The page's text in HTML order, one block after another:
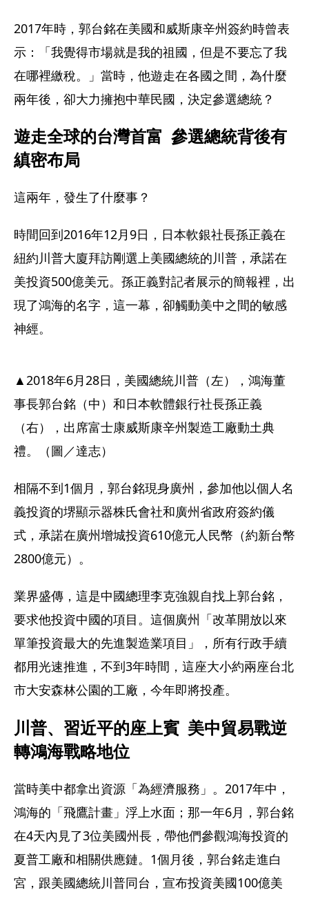
2017年時，郭台銘在美國和威斯康辛州簽約時曾表
示：「我覺得市場就是我的祖國，但是不要忘了我
在哪裡繳稅。」當時，他遊走在各國之間，為什麼
兩年後，卻大力擁抱中華民國，決定參選總統？
遊走全球的台灣首富  參選總統背後有
縝密布局
這兩年，發生了什麼事？
時間回到2016年12月9日，日本軟銀社長孫正義在
紐約川普大廈拜訪剛選上美國總統的川普，承諾在
美投資500億美元。孫正義對記者展示的簡報裡，出
現了鴻海的名字，這一幕，卻觸動美中之間的敏感
神經。
▲2018年6月28日，美國總統川普（左），鴻海董
事長郭台銘（中）和日本軟體銀行社長孫正義
（右），出席富士康威斯康辛州製造工廠動土典
禮。（圖／達志）
相隔不到1個月，郭台銘現身廣州，參加他以個人名
義投資的堺顯示器株氏會社和廣州省政府簽約儀
式，承諾在廣州增城投資610億元人民幣（約新台幣
2800億元）。
業界盛傳，這是中國總理李克強親自找上郭台銘，
要求他投資中國的項目。這個廣州「改革開放以來
單筆投資最大的先進製造業項目」，所有行政手續
都用光速推進，不到3年時間，這座大小約兩座台北
市大安森林公園的工廠，今年即將投產。
川普、習近平的座上賓  美中貿易戰逆
轉鴻海戰略地位
當時美中都拿出資源「為經濟服務」。2017年中，
鴻海的「飛鷹計畫」浮上水面；那一年6月，郭台銘
在4天內見了3位美國州長，帶他們參觀鴻海投資的
夏普工廠和相關供應鏈。1個月後，郭台銘走進白
宮，跟美國總統川普同台，宣布投資美國100億美